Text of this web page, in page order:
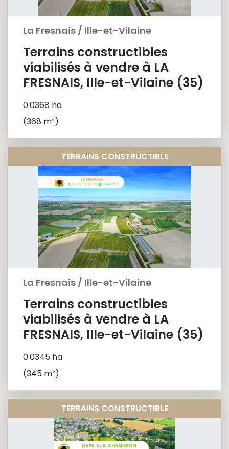
La Fresnais / Ille-et-Vilaine
Terrains constructibles
viabilisés à vendre à LA
FRESNAIS, Ille-et-Vilaine (35)
0.0368 ha
(368 m²)
TERRAINS CONSTRUCTIBLE
La Fresnais / Ille-et-Vilaine
Terrains constructibles
viabilisés à vendre à LA
FRESNAIS, Ille-et-Vilaine (35)
0.0345 ha
(345 m²)
TERRAINS CONSTRUCTIBLE